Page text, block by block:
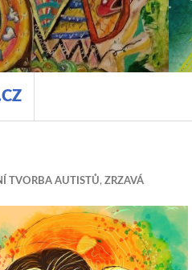
TVORBA AUTISTŮ, ZRZAVÁ